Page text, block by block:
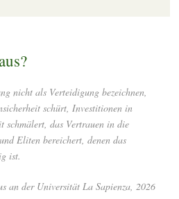
nicht als Verteidigung bezeichnen,
schürt, Investitionen in
schmälert, das Vertrauen in die
Eliten bereichert, denen das
ist.
an der Universität La Sapienza, 2026